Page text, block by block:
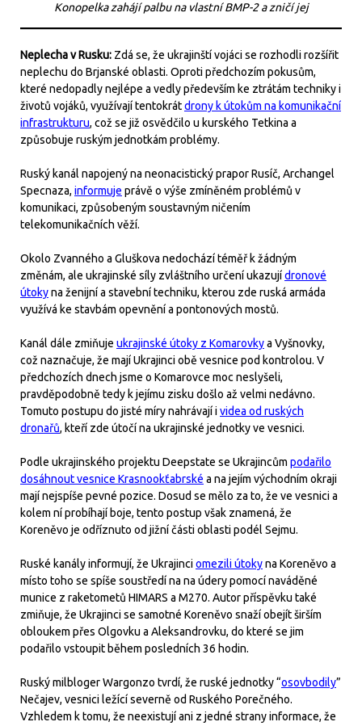
Konopelka zahájí palbu na vlastní BMP-2 a zničí jej
Neplecha v Rusku: Zdá se, že ukrajinští vojáci se rozhodli rozšířit
neplechu do Brjanské oblasti. Oproti předchozím pokusům,
které nedopadly nejlépe a vedly především ke ztrátám techniky i
životů vojáků, využívají tentokrátdrony k útokům na komunikační
infrastrukturu, což se již osvědčilo u kurského Tetkina a
způsobuje ruským jednotkám problémy.
Ruský kanál napojený na neonacistický prapor Rusíč, Archangel
Specnaza, informuje právě o výše zmíněném problémů v
komunikaci, způsobeným soustavným ničením
telekomunikačních věží.
Okolo Zvanného a Gluškova nedochází téměř k žádným
změnám, ale ukrajinské síly zvláštního určení ukazujídronové
útokyna ženijní a stavební techniku, kterou zde ruská armáda
využívá ke stavbám opevnění a pontonových mostů.
Kanál dále zmiňuje ukrajinské útoky z Komarovkya Vyšnovky,
což naznačuje, že mají Ukrajinci obě vesnice pod kontrolou. V
předchozích dnech jsme o Komarovce moc neslyšeli,
pravděpodobně tedy k jejímu zisku došlo až velmi nedávno.
Tomuto postupu do jisté míry nahrávají ividea od ruských
dronařů, kteří zde útočí na ukrajinské jednotky ve vesnici.
Podle ukrajinského projektu Deepstate se Ukrajincům podařilo
dosáhnout vesnice Krasnookťabrské a na jejím východním okraji
mají nejspíše pevné pozice. Dosud se mělo za to, že ve vesnici a
kolem ní probíhají boje, tento postup však znamená, že
Koreněvo je odříznuto od jižní části oblasti podél Sejmu.
Ruské kanály informují, že Ukrajinciomezili útokyna Koreněvo a
místo toho se spíše soustředí na na údery pomocí naváděné
munice z raketometů HIMARS a M270. Autor příspěvku také
zmiňuje, že Ukrajinci se samotné Koreněvo snaží obejít širším
obloukem přes Olgovku a Aleksandrovku, do které se jim
podařilo vstoupit během posledních 36 hodin.
Ruský milbloger Wargonzo tvrdí, že ruské jednotky “osovbodily”
Nečajev, vesnici ležící severně od Ruského Porečného.
Vzhledem k tomu, že neexistují ani z jedné strany informace, že